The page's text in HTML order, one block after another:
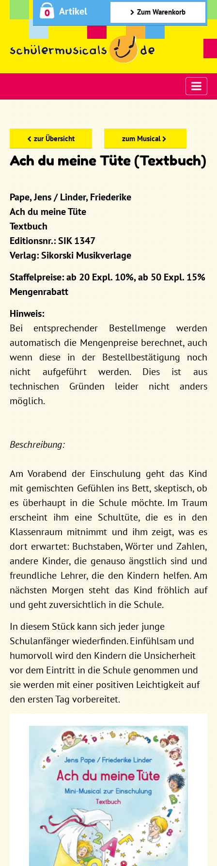
0 Artikel Zum Warenkorb
zur Übersicht zum Musical
Ach du meine Tüte (Textbuch)
Pape, Jens / Linder, Friederike
Ach du meine Tüte
Textbuch
Editionsnr.: SIK 1347
Verlag: Sikorski Musikverlage
Staffelpreise: ab 20 Expl. 10%, ab 50 Expl. 15%
Mengenrabatt
Hinweis:
Bei entsprechender Bestellmenge werden
automatisch die Mengenpreise berechnet, auch
wenn diese in der Bestellbestätigung noch
nicht aufgeführt werden. Dies ist aus
technischen Gründen leider nicht anders
möglich.
Beschreibung:
Am Vorabend der Einschulung geht das Kind
mit gemischten Gefühlen ins Bett, skeptisch, ob
es überhaupt in die Schule möchte. Im Traum
erscheint ihm eine Schultüte, die es in den
Klassenraum mitnimmt und ihm zeigt, was es
dort erwartet: Buchstaben, Wörter und Zahlen,
andere Kinder, die genauso ängstlich sind und
freundliche Lehrer, die den Kindern helfen. Am
nächsten Morgen steht das Kind fröhlich auf
und geht zuversichtlich in die Schule.
In diesem Stück kann sich jeder junge
Schulanfänger wiederfinden. Einfühlsam und
humorvoll wird den Kindern die Unsicherheit
vor dem Eintritt in die Schule genommen und
sie werden mit einer positiven Leichtigkeit auf
den ersten Tag vorbereitet.